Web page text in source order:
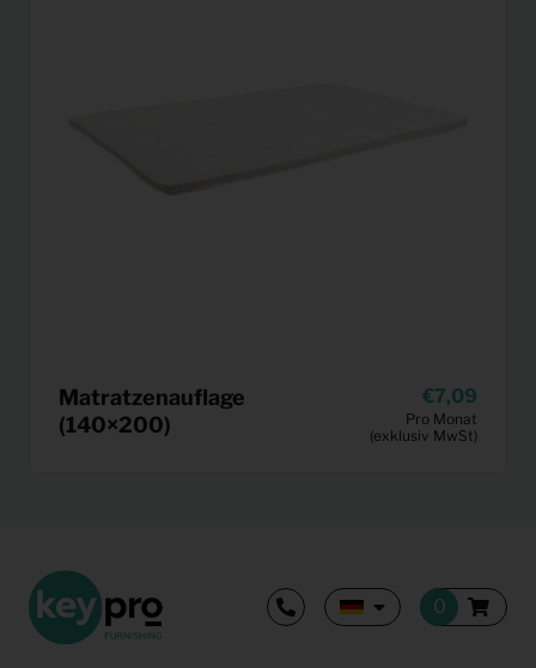
Matratzenauflage
(140×200)
7,09
Pro Monat
(exklusiv MwSt)